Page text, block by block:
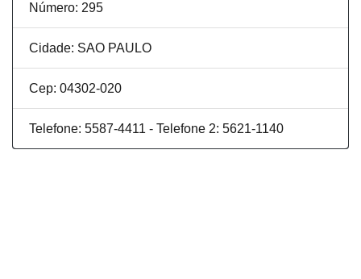
Número: 295
Cidade: SAO PAULO
Cep: 04302-020
Telefone: 5587-4411 - Telefone 2: 5621-1140